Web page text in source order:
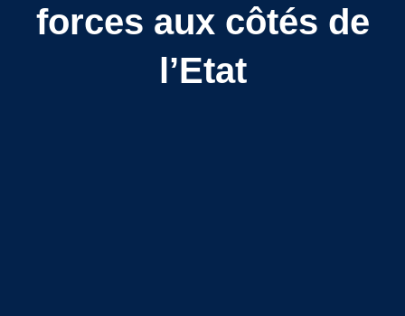
forces aux côtés de
l’Etat